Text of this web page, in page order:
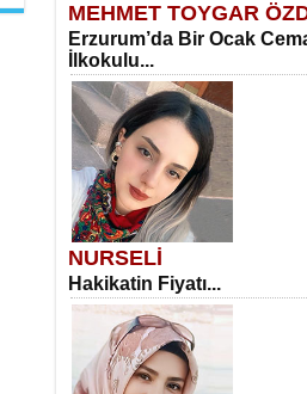
MEHMET TOYGAR
Erzurum’da Bir Ocak
İlkokulu...
NURSELİ
Hakikatin Fiyatı...